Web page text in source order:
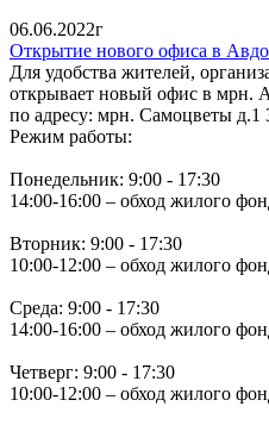
06.06.2022г
Открытие нового офиса в
Для удобства жителей,
открывает новый офис в мрн.
по адресу: мрн. Самоцветы д.1
Режим работы:
Понедельник: 9:00 - 17:30
14:00-16:00 – обход жилого
Вторник: 9:00 - 17:30
10:00-12:00 – обход жилого
Среда: 9:00 - 17:30
14:00-16:00 – обход жилого
Четверг: 9:00 - 17:30
10:00-12:00 – обход жилого